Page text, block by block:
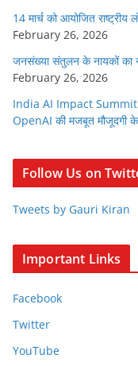
14 मार्च को आयोजित
February 26, 2026
जनसंख्या संतुलन के नायकों का
February 26, 2026
India AI Impact Summit
OpenAI की मजबूत मौजूदगी के
Follow Us on
Tweets by Gauri Kiran
Important Links
Facebook
Twitter
YouTube